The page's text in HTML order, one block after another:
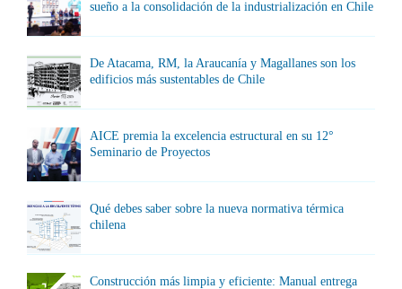
sueño a la consolidación de la industrialización en Chile
De Atacama, RM, la Araucanía y Magallanes son los
edificios más sustentables de Chile
AICE premia la excelencia estructural en su 12°
Seminario de Proyectos
Qué debes saber sobre la nueva normativa térmica
chilena
Construcción más limpia y eficiente: Manual entrega